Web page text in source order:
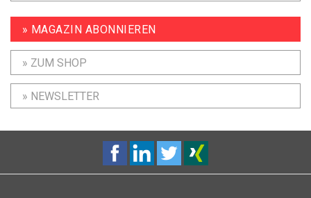
» MAGAZIN ABONNIEREN
» ZUM SHOP
» NEWSLETTER